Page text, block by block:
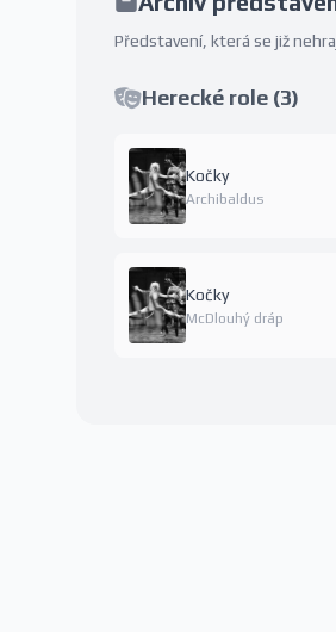
Představení, která se již
Herecké role (3)
Kočky
Archibaldus
Kočky
McDlouhý dráp